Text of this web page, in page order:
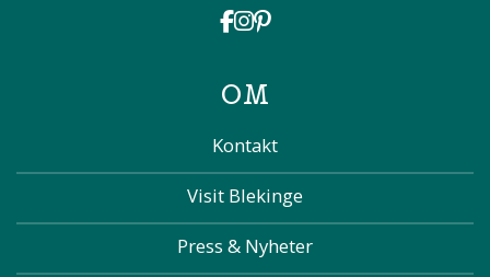
OM
Kontakt
Visit Blekinge
Press & Nyheter